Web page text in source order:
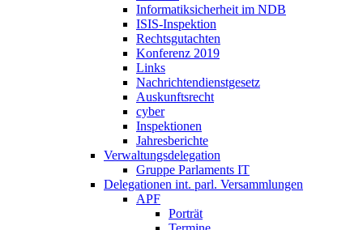
Informatiksicherheit ­im NDB
ISIS-Inspektion
Rechtsgutachten
Konferenz 2019
Links
Nachrichtendienstgesetz
Auskunftsrecht
cyber
Inspektionen
Jahresberichte
Verwaltungsdelegation
Gruppe Parlaments IT
Delegationen int. parl. Versammlungen
APF
Porträt